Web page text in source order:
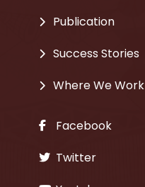
Publication
Success Stories
Where We Work
Facebook
Twitter